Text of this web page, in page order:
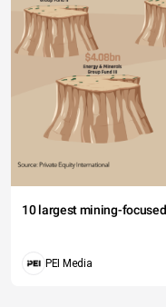
10 largest mining-
PEI Media